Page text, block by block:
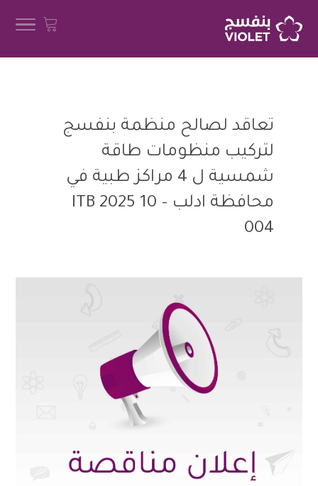
تعاقد لصالح منظمة بنفسج
لتركيب منظومات طاقة
شمسية ل 4 مراكز طبية في
محافظة ادلب – ITB 2025 10
004